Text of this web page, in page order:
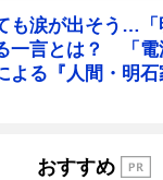
も涙が出そう…「
一言とは？ 「電
よる『人間・明
おすすめ